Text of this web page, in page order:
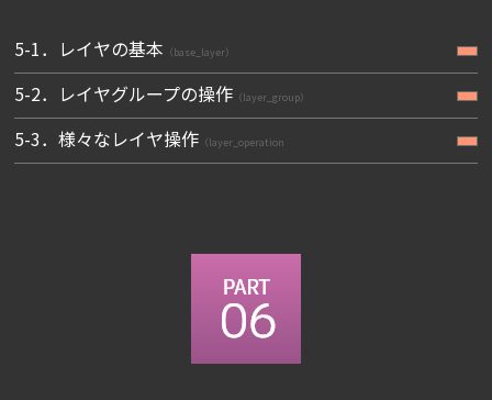
5-1．レイヤの基本 （base_layer）
5-2．レイヤグループの操作 （layer_group）
5-3．様々なレイヤ操作 （layer_operation